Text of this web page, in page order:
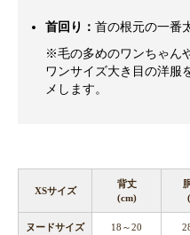
首回り： 首の根元の一番
※毛の多めのワンちゃん
ワンサイズ大き目の洋服
メします。
XSサイズ
背丈
(cm)
ヌードサイズ 18～20